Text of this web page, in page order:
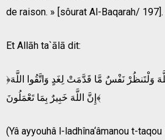
de raison. » [sôurat Al-Baqarah/ 197].
Et Allāh ta`ālā dit:
﴿يَا أَيُّهَا الَّذِينَ آمَنُوا اتَّقُوا اللَّهَ وَلْتَنظُرْ نَفْسٌ مَّا قَدَّمَتْ لِغَدٍ وَاتَّقُوا اللَّهَ
إِنَّ اللَّهَ خَبِيرٌ بِمَا تَعْمَلُونَ﴾
(Yâ ayyouhâ l-ladhîna‘âmanou t-